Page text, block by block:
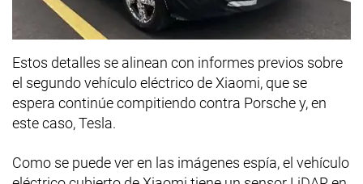
Estos detalles se alinean con informes previos sobre
el segundo vehículo eléctrico de Xiaomi, que se
espera continúe compitiendo contra Porsche y, en
este caso, Tesla.
Como se puede ver en las imágenes espía, el vehículo